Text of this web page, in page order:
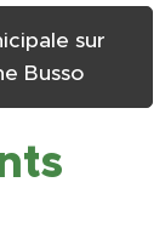
sur
Busso
20/03/2026